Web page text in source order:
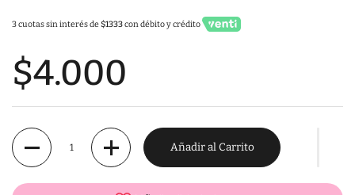
3 cuotas sin interés de$1333con débito y crédito
$4.000
Cantidad
Añadir al Carrito